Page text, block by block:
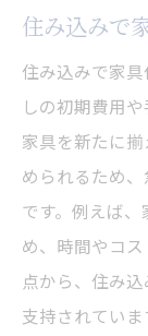
イント
家具付き
家具
方法
住み
住み込みで
住み込みで家
しの初期費用
家具を新たに
められるため
です。例えば
め、時間やコ
点から、住み
支持されていま